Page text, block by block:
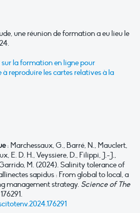
une réunion de formation a eu lieu le
sur la formation en ligne pour
reproduire les cartes relatives à la
: Marchessaux, G., Barré, N., Mauclert,
E. D. H., Veyssiere, D., Filippi, J.-J.,
M. (2024). Salinity tolerance of
sapidus : From global to local, a
management strategy. Science of The